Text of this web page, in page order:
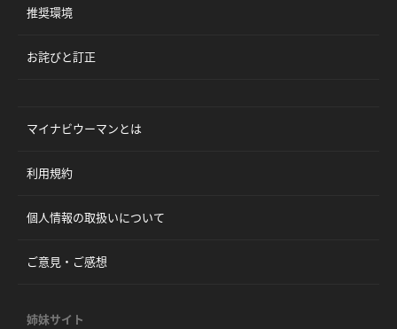
推奨環境
お詫びと訂正
マイナビウーマンとは
利用規約
個人情報の取扱いについて
ご意見・ご感想
姉妹サイト